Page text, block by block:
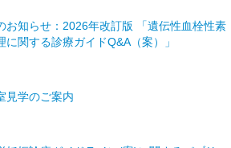
お知らせ：2026年改訂版 「遺伝性血栓性素
関する診療ガイドQ&A（案）」
見学のご案内